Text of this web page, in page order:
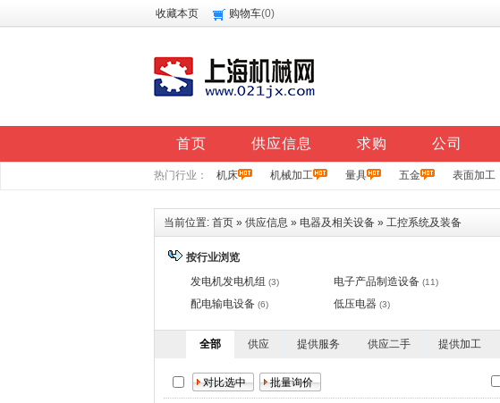
收藏本页 购物车(0)
首页 供应信息 求购 公司
热门行业： 机床 机械加工 量具 五金 表面加工
当前位置: 首页 » 供应信息 » 电器及相关设备 » 工控系统及装备
按行业浏览
发电机发电机组 (3) 电子产品制造设备 (11)
配电输电设备 (6) 低压电器 (3)
全部 供应 提供服务 供应二手 提供加工